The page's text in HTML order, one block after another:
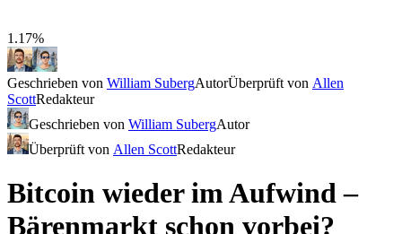
1.17%
Geschrieben von William SubergAutorÜberprüft von Allen
ScottRedakteur
Geschrieben von William SubergAutor
Überprüft von Allen ScottRedakteur
Bitcoin wieder im Aufwind –
Bärenmarkt schon vorbei?